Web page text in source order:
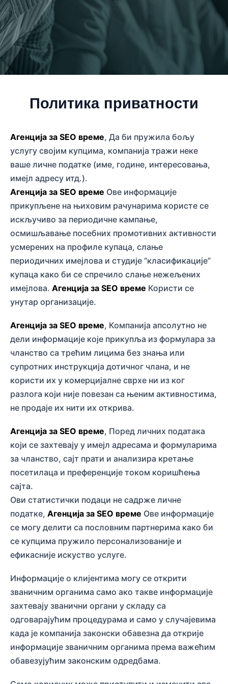
Политика приватности
Агенција за SEO време, Да би пружила бољу
услугу својим купцима, компанија тражи неке
ваше личне податке (име, године, интересовања,
имејл адресу итд.).
Агенција за SEO време Ове информације
прикупљене на њиховим рачунарима користе се
искључиво за периодичне кампање,
осмишљавање посебних промотивних активности
усмерених на профиле купаца, слање
периодичних имејлова и студије “класификације”
купаца како би се спречило слање нежељених
имејлова. Агенција за SEO време Користи се
унутар организације.
Агенција за SEO време, Компанија апсолутно не
дели информације које прикупља из формулара за
чланство са трећим лицима без знања или
супротних инструкција дотичног члана, и не
користи их у комерцијалне сврхе ни из ког
разлога који није повезан са њеним активностима,
не продаје их нити их открива.
Агенција за SEO време, Поред личних података
који се захтевају у имејл адресама и формуларима
за чланство, сајт прати и анализира кретање
посетилаца и преференције током коришћења
сајта.
Ови статистички подаци не садрже личне
податке, Агенција за SEO време Ове информације
се могу делити са пословним партнерима како би
се купцима пружило персонализованије и
ефикасније искуство услуге.
Информације о клијентима могу се открити
званичним органима само ако такве информације
захтевају званични органи у складу са
одговарајућим процедурама и само у случајевима
када је компанија законски обавезна да открије
информације званичним органима према важећим
обавезујућим законским одредбама.